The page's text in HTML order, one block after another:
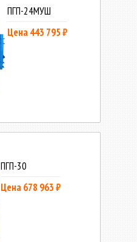
ПГП-24МУШ
Цена 443 795 ₽
ПГП-30
Цена 678 963 ₽